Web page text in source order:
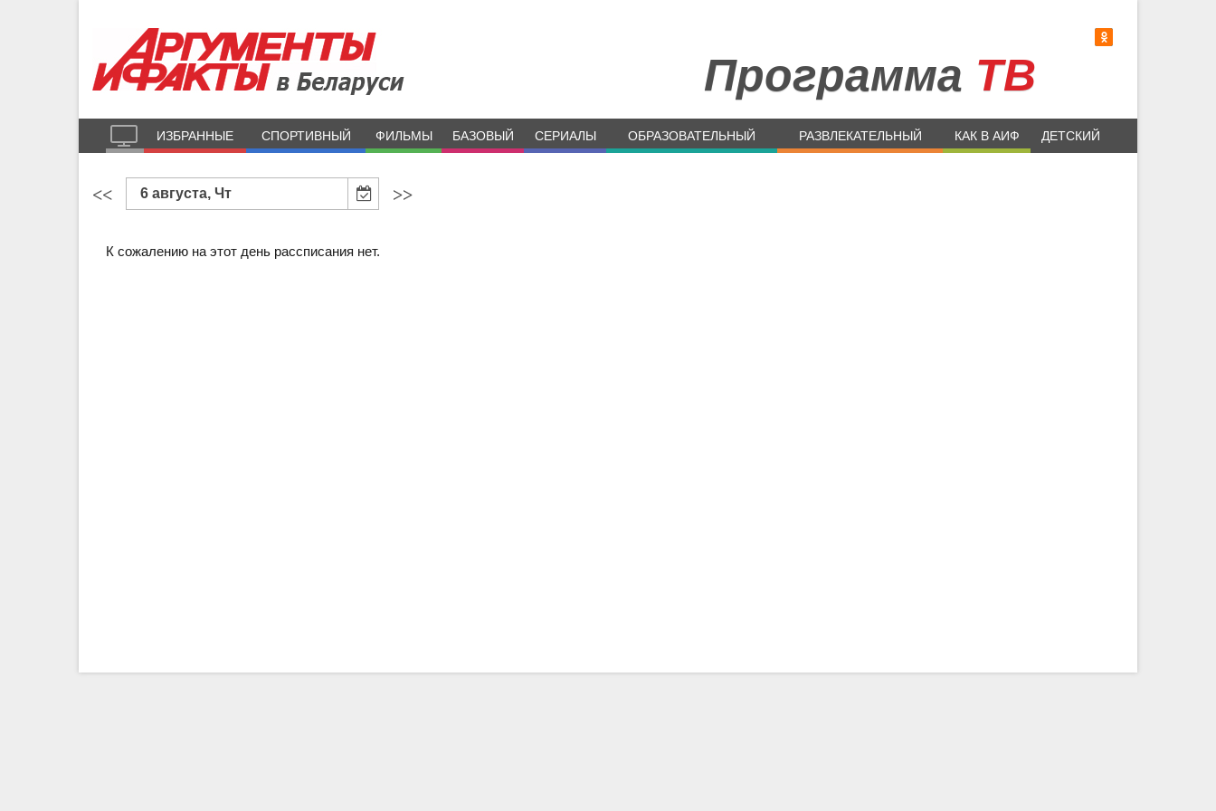
Программа ТВ
ИЗБРАННЫЕ СПОРТИВНЫЙ ФИЛЬМЫ БАЗОВЫЙ СЕРИАЛЫ ОБРАЗОВАТЕЛЬНЫЙ РАЗВЛЕКАТЕЛЬНЫЙ КАК В АИФ ДЕТСКИЙ
<< 6 августа, Чт >>
К сожалению на этот день рассписания нет.